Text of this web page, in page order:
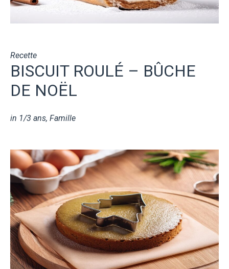
Recette
BISCUIT ROULÉ – BÛCHE
DE NOËL
in 1/3 ans, Famille